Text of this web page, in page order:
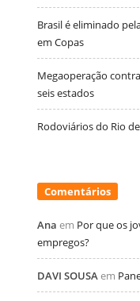
Brasil é eliminado
em Copas
Megaoperação
seis estados
Rodoviários do Rio
Comentários
Ana em Por que os
empregos?
DAVI SOUSAem